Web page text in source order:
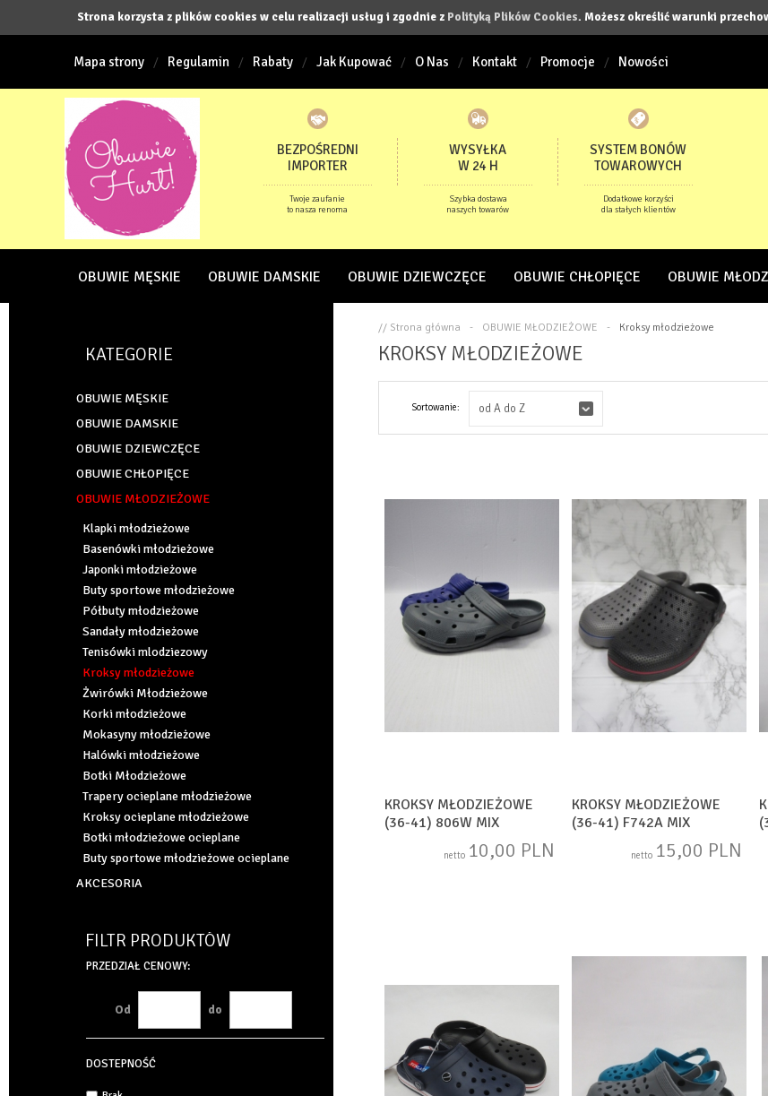
Strona korzysta z plików cookies w celu realizacji usług i zgodnie z Polityką Plików Cookies. Możesz określić warunki
Mapa strony Regulamin Rabaty Jak Kupować O Nas Kontakt Promocje Nowości
BEZPOŚREDNI
IMPORTER
Twoje zaufanie
to nasza renoma
WYSYŁKA
W 24 H
Szybka dostawa
naszych towarów
SYSTEM BONÓW
TOWAROWYCH
Dodatkowe korzyści
dla stałych klientów
OBUWIE MĘSKIE OBUWIE DAMSKIE OBUWIE DZIEWCZĘCE OBUWIE CHŁOPIĘCE OBUWIE
KATEGORIE
OBUWIE MĘSKIE
OBUWIE DAMSKIE
OBUWIE DZIEWCZĘCE
OBUWIE CHŁOPIĘCE
OBUWIE MŁODZIEŻOWE
Klapki młodzieżowe
Basenówki młodzieżowe
Japonki młodzieżowe
Buty sportowe młodzieżowe
Półbuty młodzieżowe
Sandały młodzieżowe
Tenisówki mlodziezowy
Kroksy młodzieżowe
Żwirówki Młodzieżowe
Korki młodzieżowe
Mokasyny młodzieżowe
Halówki młodzieżowe
Botki Młodzieżowe
Trapery ocieplane młodzieżowe
Kroksy ocieplane młodzieżowe
Botki młodzieżowe ocieplane
Buty sportowe młodzieżowe ocieplane
AKCESORIA
FILTR PRODUKTÓW
PRZEDZIAŁ CENOWY:
Od do
DOSTEPNOŚĆ
// Strona główna - OBUWIE MŁODZIEŻOWE - Kroksy młodzieżowe
KROKSY MŁODZIEŻOWE
Sortowanie: od A do Z
KROKSY MŁODZIEŻOWE
(36-41) 806W MIX
netto 10,00 PLN
KROKSY MŁODZIEŻOWE
(36-41) F742A MIX
netto 15,00 PLN